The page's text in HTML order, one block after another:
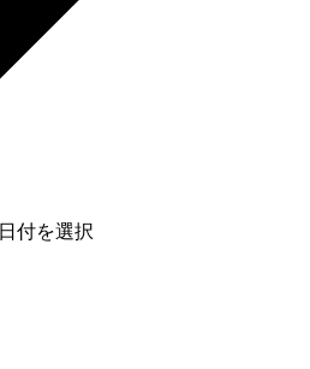
日付を選択